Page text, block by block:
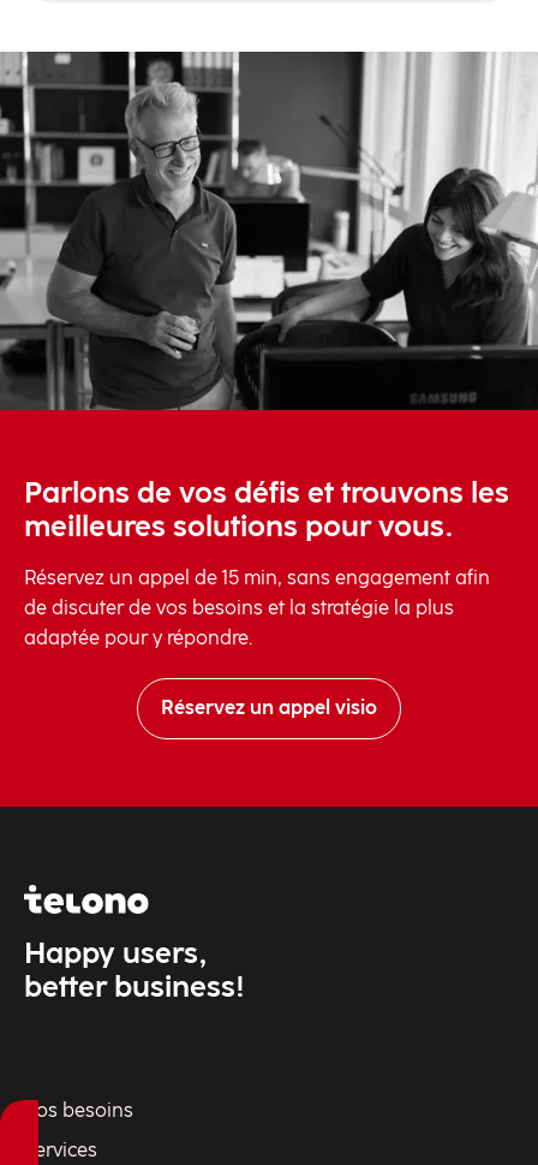
Parlons de vos défis et trouvons les
meilleures solutions pour vous.
Réservez un appel de 15 min, sans engagement afin
de discuter de vos besoins et la stratégie la plus
adaptée pour y répondre.
Réservez un appel visio
Happy users,
better business!
Vos besoins
Services